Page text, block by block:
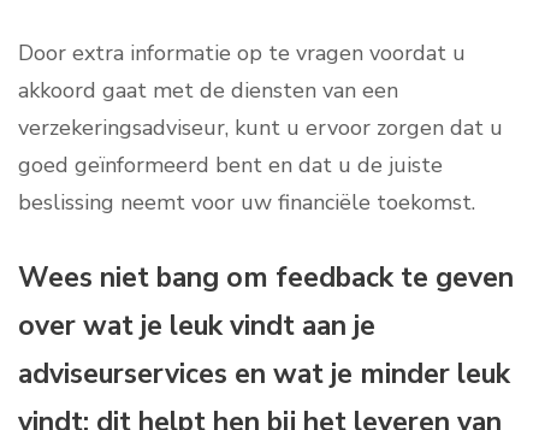
Door extra informatie op te vragen voordat u
akkoord gaat met de diensten van een
verzekeringsadviseur, kunt u ervoor zorgen dat u
goed geïnformeerd bent en dat u de juiste
beslissing neemt voor uw financiële toekomst.
Wees niet bang om feedback te geven
over wat je leuk vindt aan je
adviseurservices en wat je minder leuk
vindt; dit helpt hen bij het leveren van